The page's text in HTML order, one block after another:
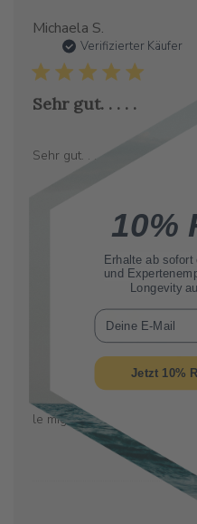
Michaela S.
Verifizierter Käufer
Sehr gut. . . . .
Sehr gut. . . . .
Verifizierter Käufer
Spermidin Life. Top
Ottimo integratore tra i
le migliori materie prime. Un
10%
Erhalte ab sofort
und
Longevity
E-Mail
Jetzt 10%